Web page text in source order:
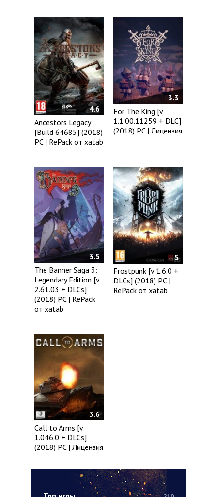
4.6
Ancestors Legacy
[Build 64685] (2018)
PC | RePack от xatab
3.3
For The King [v
1.1.00.11259 + DLC]
(2018) PC | Лицензия
3.5
The Banner Saga 3:
Legendary Edition [v
2.61.03 + DLCs]
(2018) PC | RePack
от xatab
5
Frostpunk [v 1.6.0 +
DLCs] (2018) PC |
RePack от xatab
3.6
Call to Arms [v
1.046.0 + DLCs]
(2018) PC | Лицензия